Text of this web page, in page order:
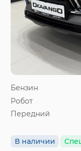
Бензин
Робот
Передний
В наличии